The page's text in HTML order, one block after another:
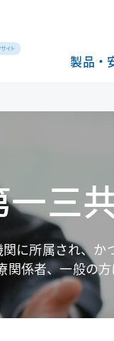
製品・
エフ
イナビ
エンハ
ルベイン
デリタ
ポイント がん看
る診療アプ
患者さ
Angle
一三
に所属され、か
関係者、一般の